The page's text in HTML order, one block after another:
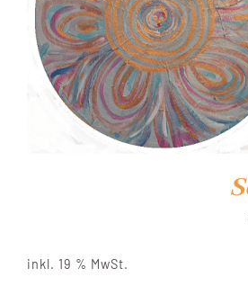
inkl. 19 % MwSt.